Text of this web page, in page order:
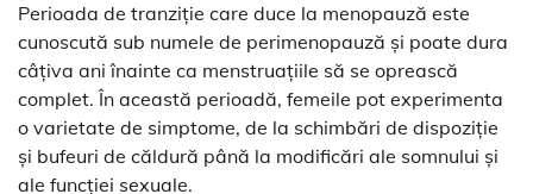
Perioada de tranziție care duce la menopauză este
cunoscută sub numele de perimenopauză și poate dura
câțiva ani înainte ca menstruațiile să se oprească
complet. În această perioadă, femeile pot experimenta
o varietate de simptome, de la schimbări de dispoziție
și bufeuri de căldură până la modificări ale somnului și
ale funcției sexuale.